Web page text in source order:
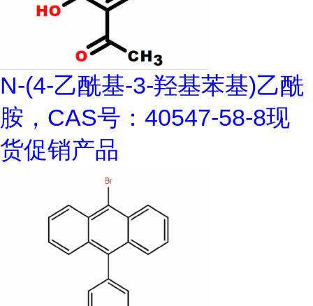
N-(4-乙酰基-3-羟基苯基)乙酰
胺，CAS号：40547-58-8现
货促销产品